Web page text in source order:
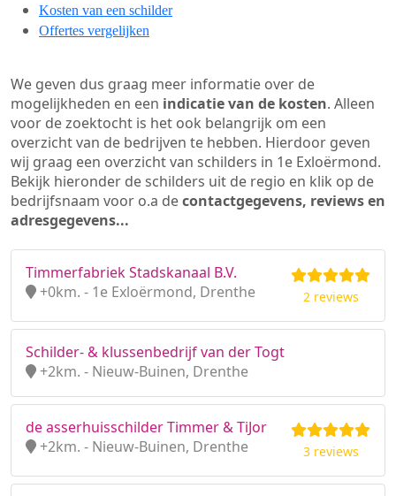
Kosten van een schilder
Offertes vergelijken
We geven dus graag meer informatie over de
mogelijkheden en een indicatie van de kosten. Alleen
voor de zoektocht is het ook belangrijk om een
overzicht van de bedrijven te hebben. Hierdoor geven
wij graag een overzicht van schilders in 1e Exloërmond.
Bekijk hieronder de schilders uit de regio en klik op de
bedrijfsnaam voor o.a decontactgegevens, reviews en
adresgegevens...
Timmerfabriek Stadskanaal B.V.
+0km. - 1e Exloërmond, Drenthe
2 reviews
Schilder- & klussenbedrijf van der Togt
+2km. - Nieuw-Buinen, Drenthe
de asserhuisschilder Timmer & TiJor
+2km. - Nieuw-Buinen, Drenthe
3 reviews